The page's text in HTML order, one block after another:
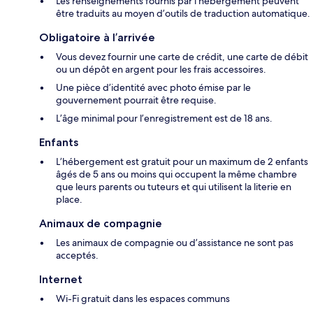
être traduits au moyen d’outils de traduction automatique.
Obligatoire à l’arrivée
Vous devez fournir une carte de crédit, une carte de débit
ou un dépôt en argent pour les frais accessoires.
Une pièce d’identité avec photo émise par le
gouvernement pourrait être requise.
L’âge minimal pour l’enregistrement est de 18 ans.
Enfants
L’hébergement est gratuit pour un maximum de 2 enfants
âgés de 5 ans ou moins qui occupent la même chambre
que leurs parents ou tuteurs et qui utilisent la literie en
place.
Animaux de compagnie
Les animaux de compagnie ou d’assistance ne sont pas
acceptés.
Internet
Wi-Fi gratuit dans les espaces communs